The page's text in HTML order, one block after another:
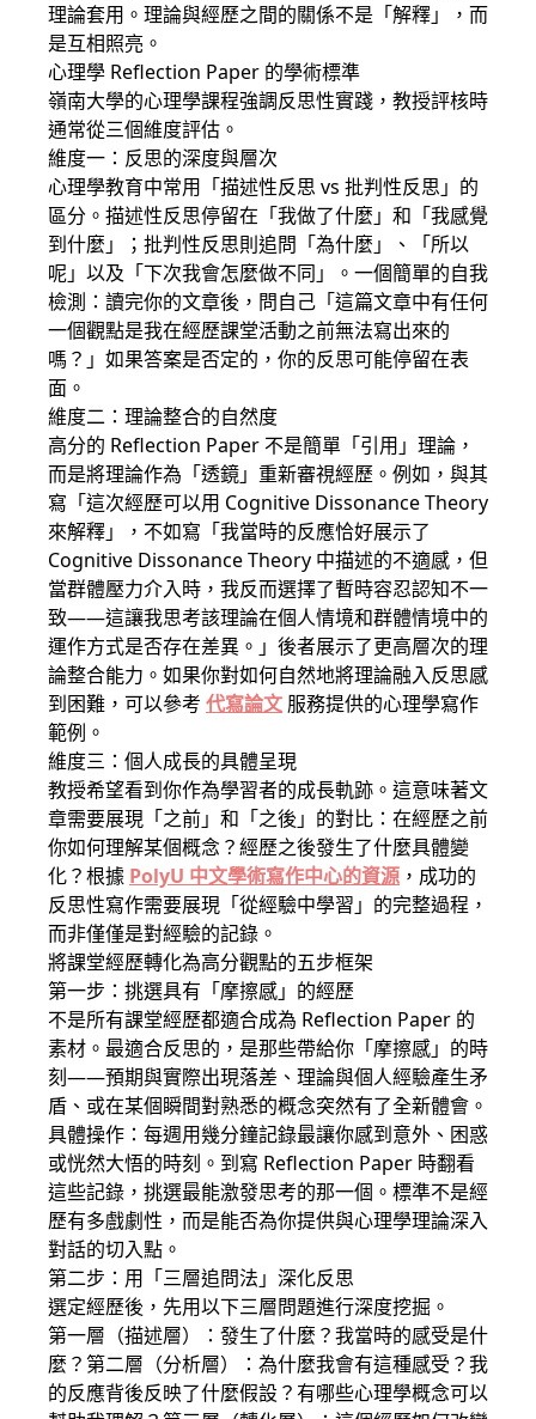
理論套用。理論與經歷之間的關係不是「解釋」，而
是互相照亮。
心理學 Reflection Paper 的學術標準
嶺南大學的心理學課程強調反思性實踐，教授評核時
通常從三個維度評估。
維度一：反思的深度與層次
心理學教育中常用「描述性反思 vs 批判性反思」的
區分。描述性反思停留在「我做了什麼」和「我感覺
到什麼」；批判性反思則追問「為什麼」、「所以
呢」以及「下次我會怎麼做不同」。一個簡單的自我
檢測：讀完你的文章後，問自己「這篇文章中有任何
一個觀點是我在經歷課堂活動之前無法寫出來的
嗎？」如果答案是否定的，你的反思可能停留在表
面。
維度二：理論整合的自然度
高分的 Reflection Paper 不是簡單「引用」理論，
而是將理論作為「透鏡」重新審視經歷。例如，與其
寫「這次經歷可以用 Cognitive Dissonance Theory
來解釋」，不如寫「我當時的反應恰好展示了
Cognitive Dissonance Theory 中描述的不適感，但
當群體壓力介入時，我反而選擇了暫時容忍認知不一
致——這讓我思考該理論在個人情境和群體情境中的
運作方式是否存在差異。」後者展示了更高層次的理
論整合能力。如果你對如何自然地將理論融入反思感
到困難，可以參考 代寫論文 服務提供的心理學寫作
範例。
維度三：個人成長的具體呈現
教授希望看到你作為學習者的成長軌跡。這意味著文
章需要展現「之前」和「之後」的對比：在經歷之前
你如何理解某個概念？經歷之後發生了什麼具體變
化？根據 PolyU 中文學術寫作中心的資源 ，成功的
反思性寫作需要展現「從經驗中學習」的完整過程，
而非僅僅是對經驗的記錄。
將課堂經歷轉化為高分觀點的五步框架
第一步：挑選具有「摩擦感」的經歷
不是所有課堂經歷都適合成為 Reflection Paper 的
素材。最適合反思的，是那些帶給你「摩擦感」的時
刻——預期與實際出現落差、理論與個人經驗產生矛
盾、或在某個瞬間對熟悉的概念突然有了全新體會。
具體操作：每週用幾分鐘記錄最讓你感到意外、困惑
或恍然大悟的時刻。到寫 Reflection Paper 時翻看
這些記錄，挑選最能激發思考的那一個。標準不是經
歷有多戲劇性，而是能否為你提供與心理學理論深入
對話的切入點。
第二步：用「三層追問法」深化反思
選定經歷後，先用以下三層問題進行深度挖掘。
第一層（描述層）：發生了什麼？我當時的感受是什
麼？第二層（分析層）：為什麼我會有這種感受？我
的反應背後反映了什麼假設？有哪些心理學概念可以